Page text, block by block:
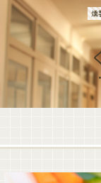
燻